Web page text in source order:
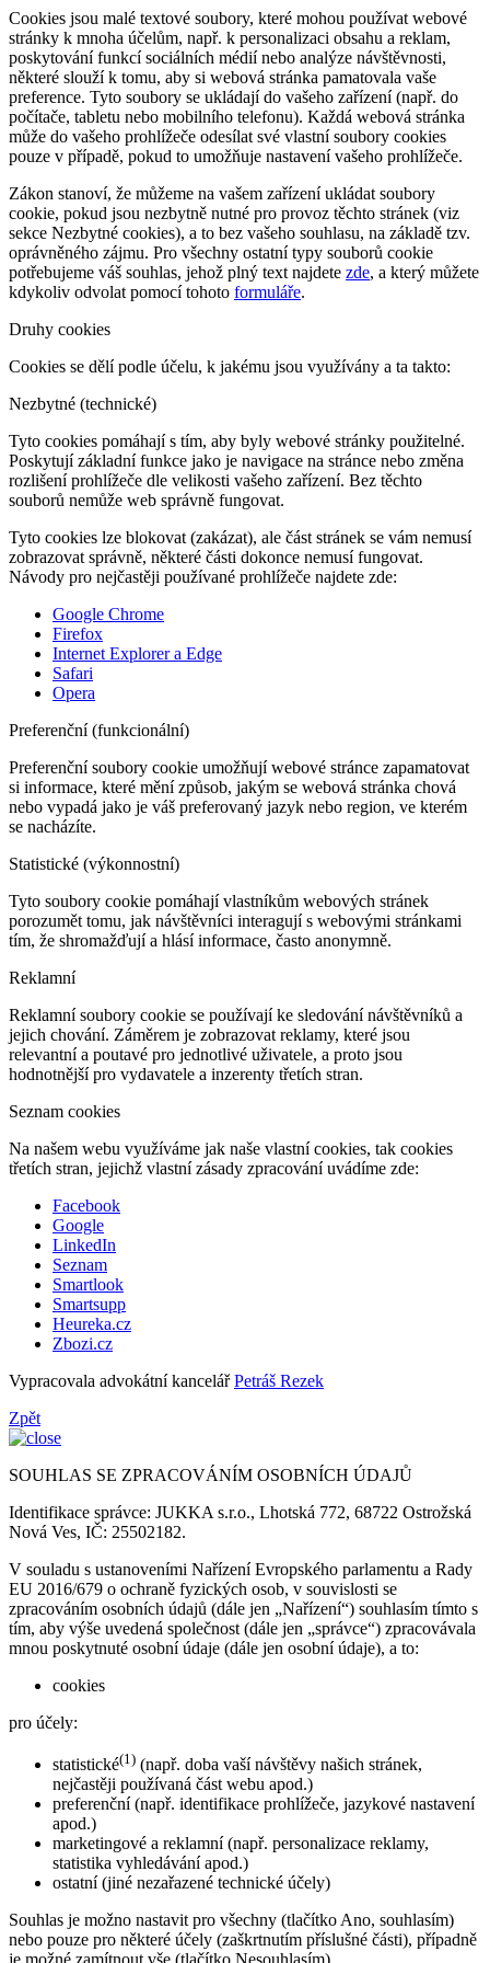
Cookies jsou malé textové soubory, které mohou používat webové
stránky k mnoha účelům, např. k personalizaci obsahu a reklam,
poskytování funkcí sociálních médií nebo analýze návštěvnosti,
některé slouží k tomu, aby si webová stránka pamatovala vaše
preference. Tyto soubory se ukládají do vašeho zařízení (např. do
počítače, tabletu nebo mobilního telefonu). Každá webová stránka
může do vašeho prohlížeče odesílat své vlastní soubory cookies
pouze v případě, pokud to umožňuje nastavení vašeho prohlížeče.
Zákon stanoví, že můžeme na vašem zařízení ukládat soubory
cookie, pokud jsou nezbytně nutné pro provoz těchto stránek (viz
sekce Nezbytné cookies), a to bez vašeho souhlasu, na základě tzv.
oprávněného zájmu. Pro všechny ostatní typy souborů cookie
potřebujeme váš souhlas, jehož plný text najdete zde, a který můžete
kdykoliv odvolat pomocí tohoto formuláře.
Druhy cookies
Cookies se dělí podle účelu, k jakému jsou využívány a ta takto:
Nezbytné (technické)
Tyto cookies pomáhají s tím, aby byly webové stránky použitelné.
Poskytují základní funkce jako je navigace na stránce nebo změna
rozlišení prohlížeče dle velikosti vašeho zařízení. Bez těchto
souborů nemůže web správně fungovat.
Tyto cookies lze blokovat (zakázat), ale část stránek se vám nemusí
zobrazovat správně, některé části dokonce nemusí fungovat.
Návody pro nejčastěji používané prohlížeče najdete zde:
Google Chrome
Firefox
Internet Explorer a Edge
Safari
Opera
Preferenční (funkcionální)
Preferenční soubory cookie umožňují webové stránce zapamatovat
si informace, které mění způsob, jakým se webová stránka chová
nebo vypadá jako je váš preferovaný jazyk nebo region, ve kterém
se nacházíte.
Statistické (výkonnostní)
Tyto soubory cookie pomáhají vlastníkům webových stránek
porozumět tomu, jak návštěvníci interagují s webovými stránkami
tím, že shromažďují a hlásí informace, často anonymně.
Reklamní
Reklamní soubory cookie se používají ke sledování návštěvníků a
jejich chování. Záměrem je zobrazovat reklamy, které jsou
relevantní a poutavé pro jednotlivé uživatele, a proto jsou
hodnotnější pro vydavatele a inzerenty třetích stran.
Seznam cookies
Na našem webu využíváme jak naše vlastní cookies, tak cookies
třetích stran, jejichž vlastní zásady zpracování uvádíme zde:
Facebook
Google
LinkedIn
Seznam
Smartlook
Smartsupp
Heureka.cz
Zbozi.cz
Vypracovala advokátní kancelářPetráš Rezek
Zpět
SOUHLAS SE ZPRACOVÁNÍM OSOBNÍCH ÚDAJŮ
Identifikace správce: JUKKA s.r.o., Lhotská 772, 68722 Ostrožská
Nová Ves, IČ: 25502182.
V souladu s ustanoveními Nařízení Evropského parlamentu a Rady
EU 2016/679 o ochraně fyzických osob, v souvislosti se
zpracováním osobních údajů (dále jen „Nařízení“) souhlasím tímto s
tím, aby výše uvedená společnost (dále jen „správce“) zpracovávala
mnou poskytnuté osobní údaje (dále jen osobní údaje), a to:
cookies
pro účely:
statistické(1) (např. doba vaší návštěvy našich stránek,
nejčastěji používaná část webu apod.)
preferenční (např. identifikace prohlížeče, jazykové nastavení
apod.)
marketingové a reklamní (např. personalizace reklamy,
statistika vyhledávání apod.)
ostatní (jiné nezařazené technické účely)
Souhlas je možno nastavit pro všechny (tlačítko Ano, souhlasím)
nebo pouze pro některé účely (zaškrtnutím příslušné části), případně